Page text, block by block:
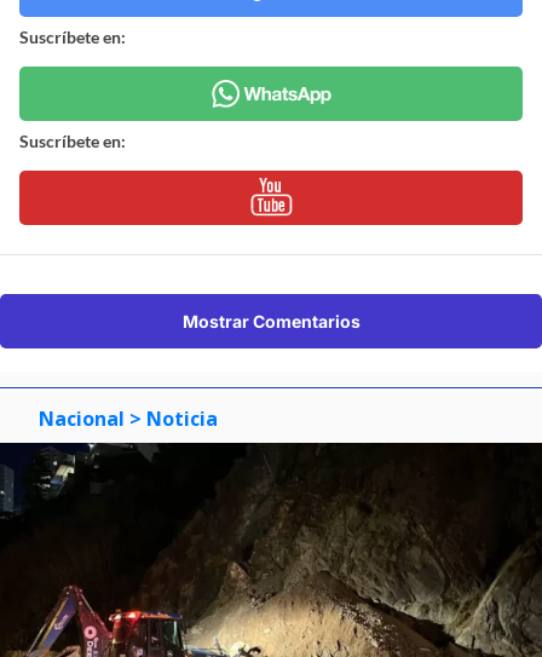
Suscríbete en:
Suscríbete en:
Mostrar Comentarios
Nacional > Noticia